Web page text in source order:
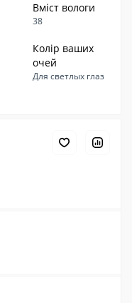
Вміст вологи
38
Колір ваших
очей
Для светлых глаз